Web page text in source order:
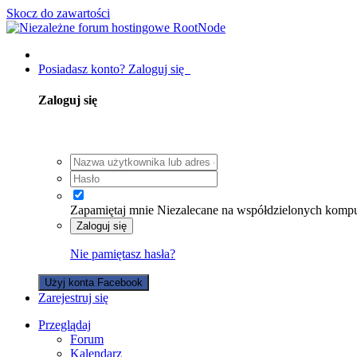
Skocz do zawartości
Posiadasz konto? Zaloguj się
Zaloguj się
Zapamiętaj mnie Niezalecane na współdzielonych
Zaloguj się
Nie pamiętasz hasła?
Użyj konta Facebook
Zarejestruj się
Przeglądaj
Forum
Kalendarz